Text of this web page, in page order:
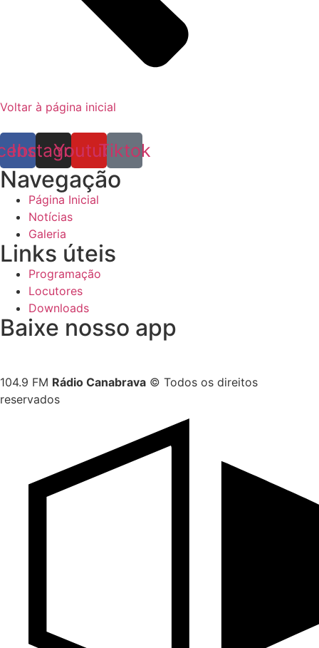
Voltar à página inicial
Instagram
YoutubeTiktok
Navegação
Página Inicial
Notícias
Galeria
Links úteis
Programação
Locutores
Downloads
Baixe nosso app
104.9 FM Rádio Canabrava © Todos os direitos
reservados